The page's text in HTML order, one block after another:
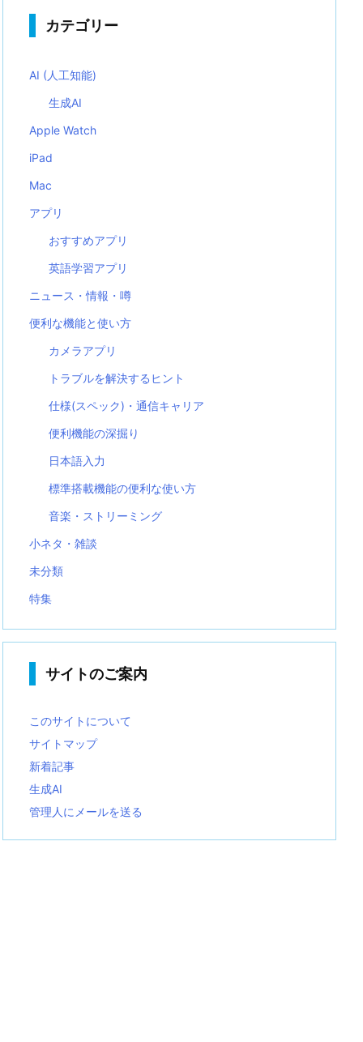
カテゴリー
AI (人工知能)
生成AI
Apple Watch
iPad
Mac
アプリ
おすすめアプリ
英語学習アプリ
ニュース・情報・噂
便利な機能と使い方
カメラアプリ
トラブルを解決するヒント
仕様(スペック)・通信キャリア
便利機能の深掘り
日本語入力
標準搭載機能の便利な使い方
音楽・ストリーミング
小ネタ・雑談
未分類
特集
サイトのご案内
このサイトについて
サイトマップ
新着記事
生成AI
管理人にメールを送る